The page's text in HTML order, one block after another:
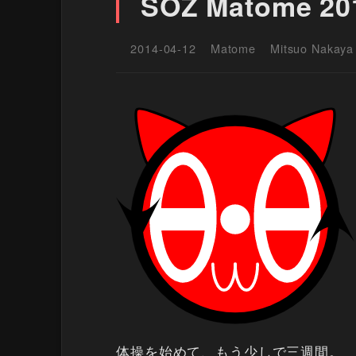
2014-04-12 Matome Mitsuo Nakaya
体操を始めて、もう少しで三週間。